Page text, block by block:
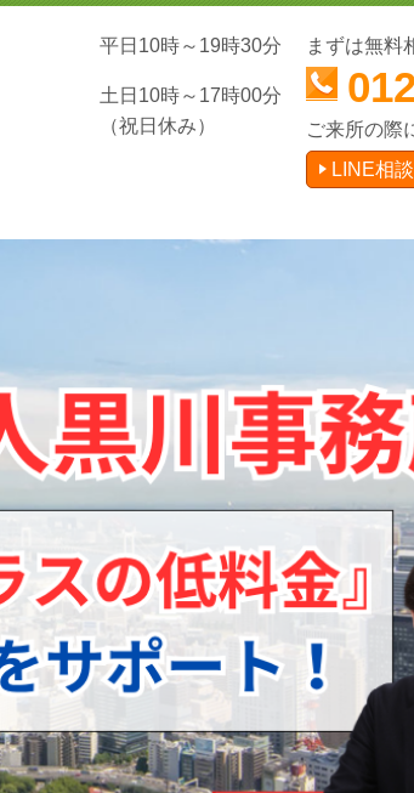
平日10時～19時30分
土日10時～17時00分
（祝日休み）
まずは無料
ご来所の際
LINE相